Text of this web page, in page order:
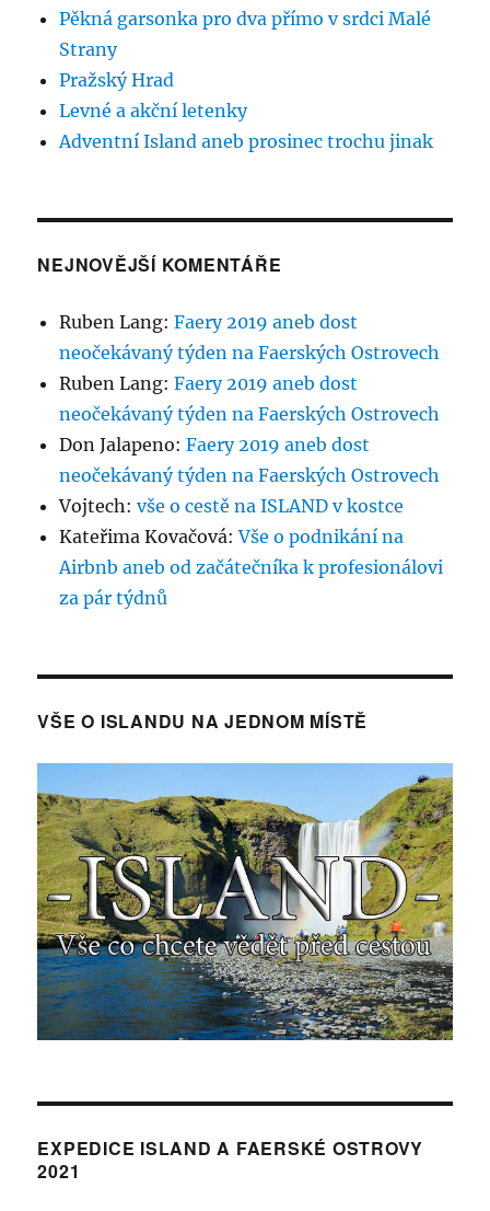
Pěkná garsonka pro dva přímo v srdci Malé
Strany
Pražský Hrad
Levné a akční letenky
Adventní Island aneb prosinec trochu jinak
NEJNOVĚJŠÍ KOMENTÁŘE
Ruben Lang:Faery 2019 aneb dost
neočekávaný týden na Faerských Ostrovech
Ruben Lang:Faery 2019 aneb dost
neočekávaný týden na Faerských Ostrovech
Don Jalapeno:Faery 2019 aneb dost
neočekávaný týden na Faerských Ostrovech
Vojtech:vše o cestě na ISLAND v kostce
Kateřima Kovačová:Vše o podnikání na
Airbnb aneb od začátečníka k profesionálovi
za pár týdnů
VŠE O ISLANDU NA JEDNOM MÍSTĚ
EXPEDICE ISLAND A FAERSKÉ OSTROVY
2021